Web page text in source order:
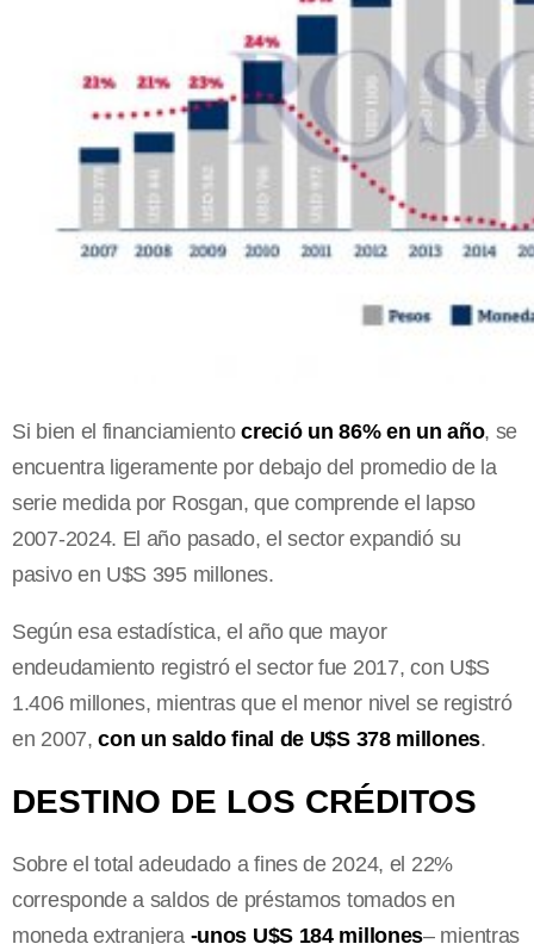
Si bien el financiamientocreció un 86% en un año, se
encuentra ligeramente por debajo del promedio de la
serie medida por Rosgan, que comprende el lapso
2007-2024. El año pasado, el sector expandió su
pasivo en U$S 395 millones.
Según esa estadística, el año que mayor
endeudamiento registró el sector fue 2017, con U$S
1.406 millones, mientras que el menor nivel se registró
en 2007,con un saldo final de U$S 378 millones.
DESTINO DE LOS CRÉDITOS
Sobre el total adeudado a fines de 2024, el 22%
corresponde a saldos de préstamos tomados en
moneda extranjera -unos U$S 184 millones– mientras